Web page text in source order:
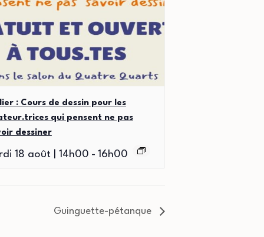
: Cours de dessin pour les
qui pensent ne pas
dessiner
18 août | 14h00 - 16h00
Guinguette-pétanque